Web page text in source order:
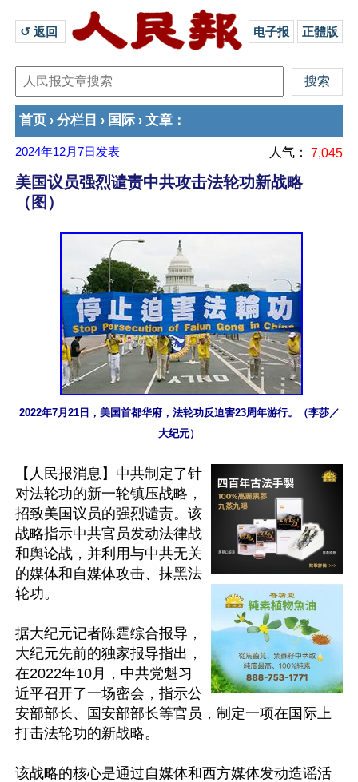
↺ 返回 电子报 正體版
首页 › 分栏目 › 国际 › 文章 ：
2024年12月7日 发表 人气： 7,045
美国议员强烈谴责中共攻击法轮功新战略
（图）
2022年7月21日，美国首都华府，法轮功反迫害23周年游行。（李莎／
大纪元）
【人民报消息】中共制定了针
对法轮功的新一轮镇压战略，
招致美国议员的强烈谴责。该
战略指示中共官员发动法律战
和舆论战，并利用与中共无关
的媒体和自媒体攻击、抹黑法
轮功。
据大纪元记者陈霆综合报导，
大纪元先前的独家报导指出，
在2022年10月，中共党魁习
近平召开了一场密会，指示公
安部部长、国安部部长等官员，制定一项在国际上
打击法轮功的新战略。
该战略的核心是通过自媒体和西方媒体发动造谣活